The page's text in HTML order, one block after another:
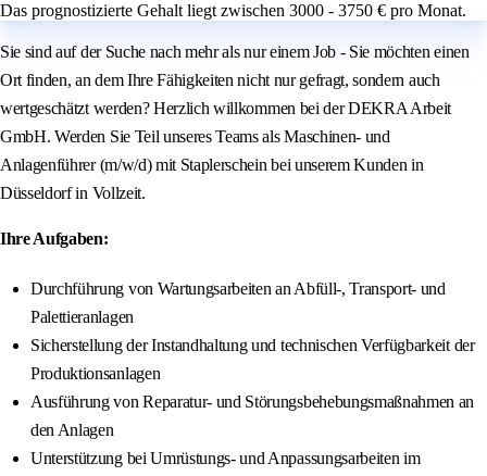
Das prognostizierte Gehalt liegt zwischen 3000 - 3750 € pro Monat.
Sie sind auf der Suche nach mehr als nur einem Job - Sie möchten einen
Ort finden, an dem Ihre Fähigkeiten nicht nur gefragt, sondern auch
wertgeschätzt werden? Herzlich willkommen bei der DEKRA Arbeit
GmbH. Werden Sie Teil unseres Teams als Maschinen- und
Anlagenführer (m/w/d) mit Staplerschein bei unserem Kunden in
Düsseldorf in Vollzeit.
Ihre Aufgaben:
Durchführung von Wartungsarbeiten an Abfüll-, Transport- und
Palettieranlagen
Sicherstellung der Instandhaltung und technischen Verfügbarkeit der
Produktionsanlagen
Ausführung von Reparatur- und Störungsbehebungsmaßnahmen an
den Anlagen
Unterstützung bei Umrüstungs- und Anpassungsarbeiten im